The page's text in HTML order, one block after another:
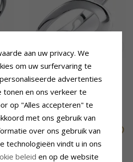
Druppel vinger ringen in
zilver
LAATSTE
aan uw privacy. We
om uw surfervaring te
advertenties
en ons verkeer te
op "Alles accepteren" te
met ons gebruik van
over ons gebruik van
technologieën vindt u in ons
beleid en op de website